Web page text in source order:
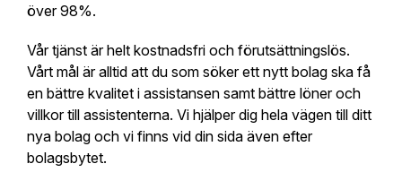
över 98%.
Vår tjänst är helt kostnadsfri och förutsättningslös.
Vårt mål är alltid att du som söker ett nytt bolag ska få
en bättre kvalitet i assistansen samt bättre löner och
villkor till assistenterna. Vi hjälper dig hela vägen till ditt
nya bolag och vi finns vid din sida även efter
bolagsbytet.